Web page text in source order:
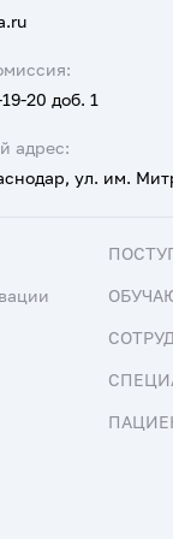
адрес:
ул. им.
20 доб. 1